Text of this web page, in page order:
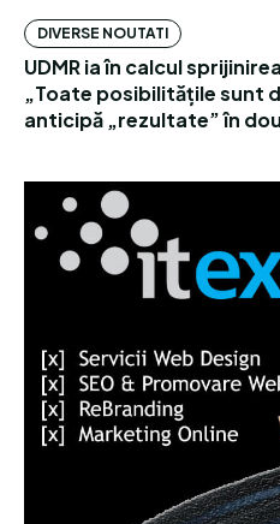
DIVERSE NOUTATI
UDMR ia în calcul
„Toate posibilitățile sunt
anticipă „rezultate” în